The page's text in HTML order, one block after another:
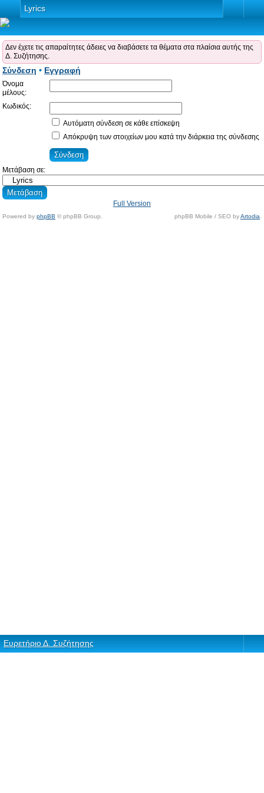
Lyrics
Δεν έχετε τις απαραίτητες άδειες να διαβάσετε τα θέματα στα πλαίσια αυτής της
Δ. Συζήτησης.
Σύνδεση • Εγγραφή
Όνομα
μέλους:
Κωδικός:
Αυτόματη σύνδεση σε κάθε επίσκεψη
Απόκρυψη των στοιχείων μου κατά την διάρκεια της σύνδεσης
Μετάβαση σε:
Full Version
Powered by phpBB © phpBB Group. phpBB Mobile / SEO byArtodia
Ευρετήριο Δ. Συζήτησης